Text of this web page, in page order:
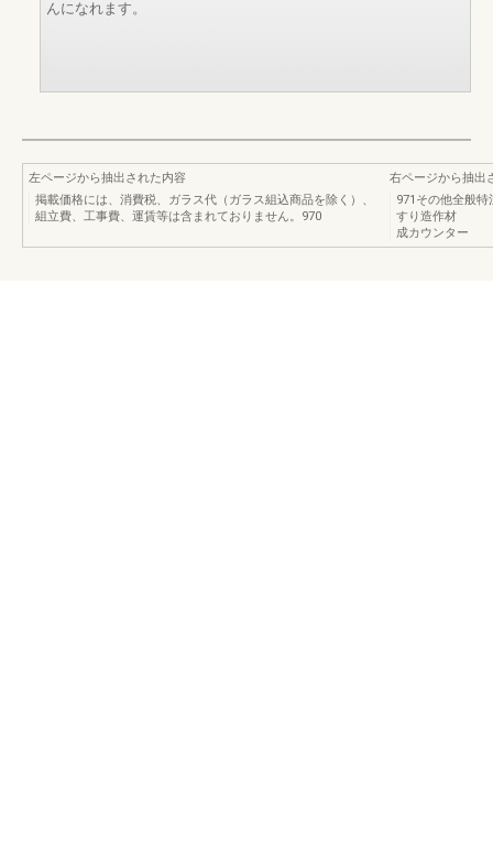
んになれます。
左ページから抽出された内容
掲載価格には、消費税、ガラス代（ガラス組込商品を除く）、
組立費、工事費、運賃等は含まれておりません。970
右ページから抽出
971その他全般
すり造作材
成カウンター